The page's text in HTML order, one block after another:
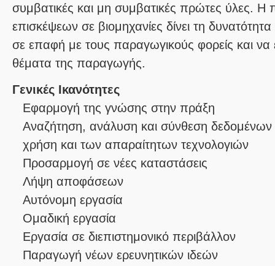
συμβατικές και μη συμβατικές πρώτες ύλες. Η
επισκέψεων σε βιομηχανίες δίνει τη
σε επαφή με τους παραγωγικούς φορείς και να
θέματα της παραγωγής.
Γενικές Ικανότητες
Εφαρμογή της γνώσης στην πράξη
Αναζήτηση, ανάλυση και σύνθεση
χρήση και των απαραίτητων τεχνολογιών
Προσαρμογή σε νέες καταστάσεις
Λήψη αποφάσεων
Αυτόνομη εργασία
Ομαδική εργασία
Εργασία σε διεπιστημονικό περιβάλλον
Παραγωγή νέων ερευνητικών ιδεών